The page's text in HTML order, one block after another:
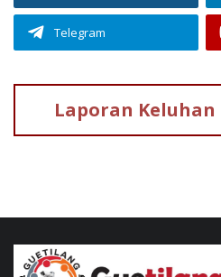
Telegram
Laporan Keluhan